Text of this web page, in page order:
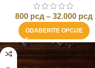
800 рсд – 32.000 рсд
ODABERITE OPCIJE